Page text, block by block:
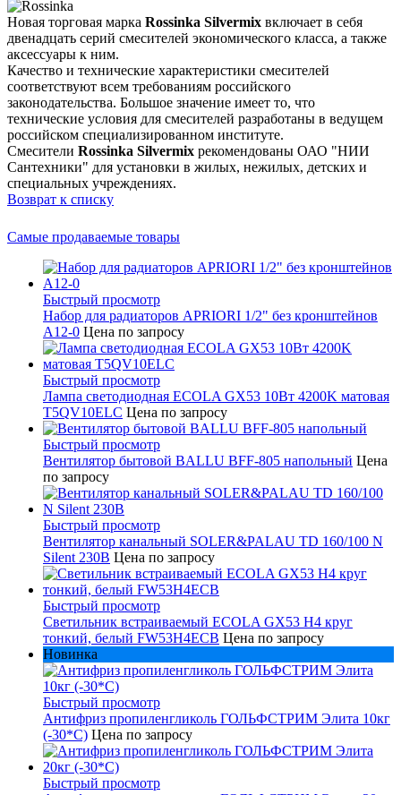
Новая торговая марка Rossinka Silvermix включает в себя
двенадцать серий смесителей экономического класса, а также
аксессуары к ним.
Качество и технические характеристики смесителей
соответствуют всем требованиям российского
законодательства. Большое значение имеет то, что
технические условия для смесителей разработаны в ведущем
российском специализированном институте.
Смесители Rossinka Silvermix рекомендованы ОАО "НИИ
Сантехники" для установки в жилых, нежилых, детских и
специальных учреждениях.
Возврат к списку
Самые продаваемые товары
Быстрый просмотр
Набор для радиаторов APRIORI 1/2" без кронштейнов
A12-0 Цена по запросу
Быстрый просмотр
Лампа светодиодная ECOLA GX53 10Вт 4200K матовая
T5QV10ELC Цена по запросу
Быстрый просмотр
Вентилятор бытовой BALLU BFF-805 напольный Цена
по запросу
Быстрый просмотр
Вентилятор канальный SOLER&PALAU TD 160/100 N
Silent 230В Цена по запросу
Быстрый просмотр
Светильник встраиваемый ECOLA GX53 H4 круг
тонкий, белый FW53H4ECB Цена по запросу
Новинка
Быстрый просмотр
Антифриз пропиленгликоль ГОЛЬФСТРИМ Элита 10кг
(-30*С) Цена по запросу
Быстрый просмотр